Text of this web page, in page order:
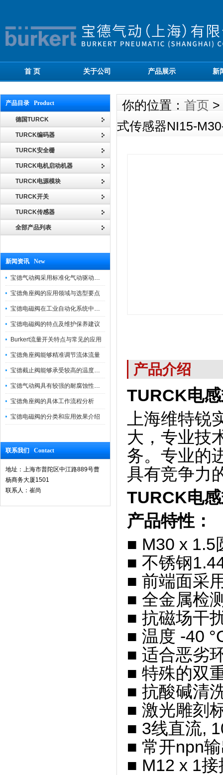
首 页 关于公司 产品展示 新
产品目录 Product
德国TURCK
TURCK编码器
TURCK安全栅
TURCK电机启动机器
TURCK电源模块
TURCK开关
TURCK传感器
全部产品列表
新闻资讯 New
宝德气动阀采用标准化气动驱动设计，可匹配各类工业气源工况
宝德角座阀的应用领域与选型要点
宝德电磁阀在工业自动化系统中的作用
宝德电磁阀的特点及维护保养建议
Burkert流量开关特点与常见的应用
宝德角座阀能够精准调节流体流量
宝德截止阀能够承受较高的温度和压力
宝德气动阀具有较强的耐腐蚀性和抗震性
宝德角座阀的具体工作流程分析
宝德电磁阀的分类和应用效果介绍
联系我们 Contact
地址：上海市普陀区中江路889号曹
杨商务大厦1501
联系人：崔尚
你的位置： 首页 >
式传感器NI15-
产品介绍
TURCK电
上海维特
大，专业技
务。专业的
具有竞争力
TURCK电
产品特性：
■ M30 x 1.5
■ 不锈钢
■ 前端面采
■ 全金属检
■ 抗磁场干
■ 温度 -40
■ 适合恶劣
■ 特殊的双
■ 抗酸碱清
■ 激光雕刻
■ 3线直流,
■ 常开npn
■ M12 x 1接